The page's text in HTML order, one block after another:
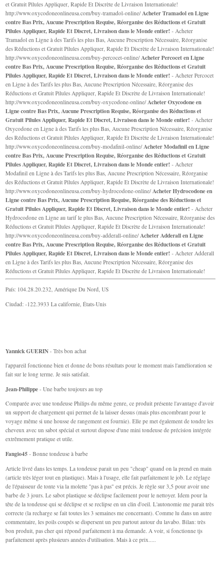
et Gratuit Pilules Appliquer, Rapide Et Discrète de Livraison Internationale!
http://www.oxycodoneonlineusa.com/buy-tramadol-online/Acheter Tramadol en Ligne
contre Bas Prix, Aucune Prescription Requise, Réorganise des Réductions et Gratuit
Pilules Appliquer, Rapide Et Discret, Livraison dans le Monde entier! - Acheter
Tramadol en Ligne à des Tarifs les plus Bas, Aucune Prescription Nécessaire, Réorganise
des Réductions et Gratuit Pilules Appliquer, Rapide Et Discrète de Livraison Internationale!
http://www.oxycodoneonlineusa.com/buy-percocet-online/Acheter Percocet en Ligne
contre Bas Prix, Aucune Prescription Requise, Réorganise des Réductions et Gratuit
Pilules Appliquer, Rapide Et Discret, Livraison dans le Monde entier! - Acheter Percocet
en Ligne à des Tarifs les plus Bas, Aucune Prescription Nécessaire, Réorganise des
Réductions et Gratuit Pilules Appliquer, Rapide Et Discrète de Livraison Internationale!
http://www.oxycodoneonlineusa.com/buy-oxycodone-online/Acheter Oxycodone en
Ligne contre Bas Prix, Aucune Prescription Requise, Réorganise des Réductions et
Gratuit Pilules Appliquer, Rapide Et Discret, Livraison dans le Monde entier! - Acheter
Oxycodone en Ligne à des Tarifs les plus Bas, Aucune Prescription Nécessaire, Réorganise
des Réductions et Gratuit Pilules Appliquer, Rapide Et Discrète de Livraison Internationale!
http://www.oxycodoneonlineusa.com/buy-modafinil-online/Acheter Modafinil en Ligne
contre Bas Prix, Aucune Prescription Requise, Réorganise des Réductions et Gratuit
Pilules Appliquer, Rapide Et Discret, Livraison dans le Monde entier! - Acheter
Modafinil en Ligne à des Tarifs les plus Bas, Aucune Prescription Nécessaire, Réorganise
des Réductions et Gratuit Pilules Appliquer, Rapide Et Discrète de Livraison Internationale!
http://www.oxycodoneonlineusa.com/buy-hydrocodone-online/Acheter Hydrocodone en
Ligne contre Bas Prix, Aucune Prescription Requise, Réorganise des Réductions et
Gratuit Pilules Appliquer, Rapide Et Discret, Livraison dans le Monde entier! - Acheter
Hydrocodone en Ligne au tarif le plus Bas, Aucune Prescription Nécessaire, Réorganise des
Réductions et Gratuit Pilules Appliquer, Rapide Et Discrète de Livraison Internationale!
http://www.oxycodoneonlineusa.com/buy-adderall-online/Acheter Adderall en Ligne
contre Bas Prix, Aucune Prescription Requise, Réorganise des Réductions et Gratuit
Pilules Appliquer, Rapide Et Discret, Livraison dans le Monde entier! - Acheter Adderall
en Ligne à des Tarifs les plus Bas, Aucune Prescription Nécessaire, Réorganise des
Réductions et Gratuit Pilules Appliquer, Rapide Et Discrète de Livraison Internationale!
País: 104.28.20.232, Amérique Du Nord, US
Ciudad: -122.3933 La californie, États-Unis
Yannick GUERIN - Très bon achat
l'appareil fonctionne bien et donne de bons résultats pour le moment mais l'amélioration se
fait sur le long terme. Je suis satisfait.
Jean-Philippe - Une barbe toujours au top
Comparée avec une tondeuse Philips du même genre, ce produit présente l'avantage d'avoir
un support de chargement qui permet de la laisser dessus (mais plus encombrant pour le
voyage même si une housse de rangement est fournie). Elle pe met également de tondre les
cheveux avec un sabot spécial et surtout dispose d'une mini tondeuse de précision intégrée
extrêmement pratique et utile.
Fangio45 - Bonne tondeuse à barbe
Article livré dans les temps. La tondeuse parait un peu "cheap" quand on la prend en main
(article très léger tout en plastique). Mais à l'usage, elle fait parfaitement le job. Le réglage
de l'épaisseur de tonte via la molette "pas à pas" est précis. Je règle sur 3,5 pour avoir une
barbe de 3 jours. Le sabot plastique se déclipse facilement pour le nettoyer. Idem pour la
tête de la tondeuse qui se déclipse et se reclipse en un clin d'oeil. L'autonomie me parait très
correcte (la recharge se fait toutes les 3 semaines me concernant). Comme lu dans un autre
commentaire, les poils coupés se dispersent un peu partout autour du lavabo. Bilan: très
bon produit, pas cher qui répond parfaitement à ma demande. A voir, si fonctionne tjs
parfaitement après plusieurs années d'utilisation. Mais à ce prix.....